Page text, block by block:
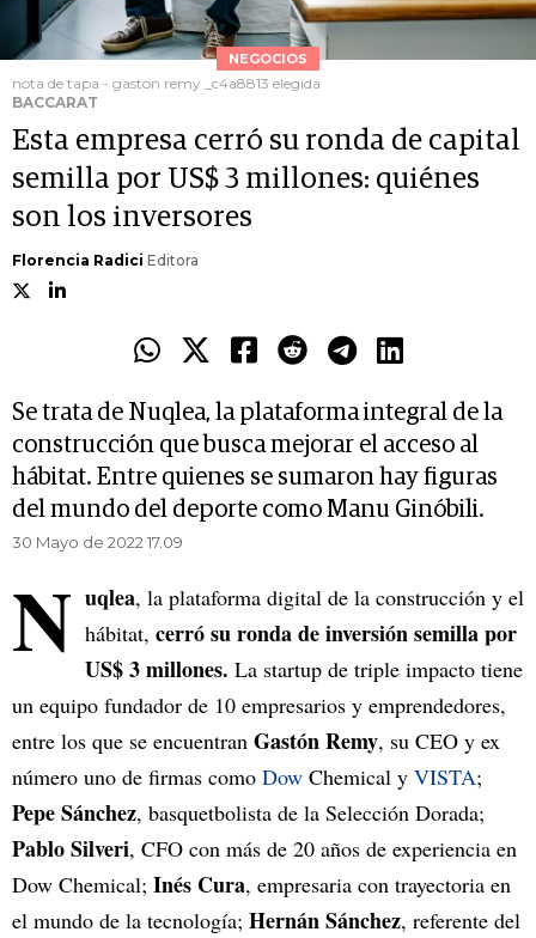
NEGOCIOS
nota de tapa - gaston remy _c4a8813 elegida
BACCARAT
Esta empresa cerró su ronda de capital
semilla por US$ 3 millones: quiénes
son los inversores
Florencia Radici Editora
Se trata de Nuqlea, la plataforma integral de la
construcción que busca mejorar el acceso al
hábitat. Entre quienes se sumaron hay figuras
del mundo del deporte como Manu Ginóbili.
30 Mayo de 2022 17.09
N uqlea, la plataforma digital de la construcción y el
hábitat, cerró su ronda de inversión semilla por
US$ 3 millones. La startup de triple impacto tiene
un equipo fundador de 10 empresarios y emprendedores,
entre los que se encuentran Gastón Remy, su CEO y ex
número uno de firmas como Dow Chemical y VISTA;
Pepe Sánchez, basquetbolista de la Selección Dorada;
Pablo Silveri, CFO con más de 20 años de experiencia en
Dow Chemical; Inés Cura, empresaria con trayectoria en
el mundo de la tecnología; Hernán Sánchez, referente del